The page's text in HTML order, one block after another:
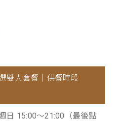
雙人套餐｜供餐時段
日 15:00～21:00（最後點